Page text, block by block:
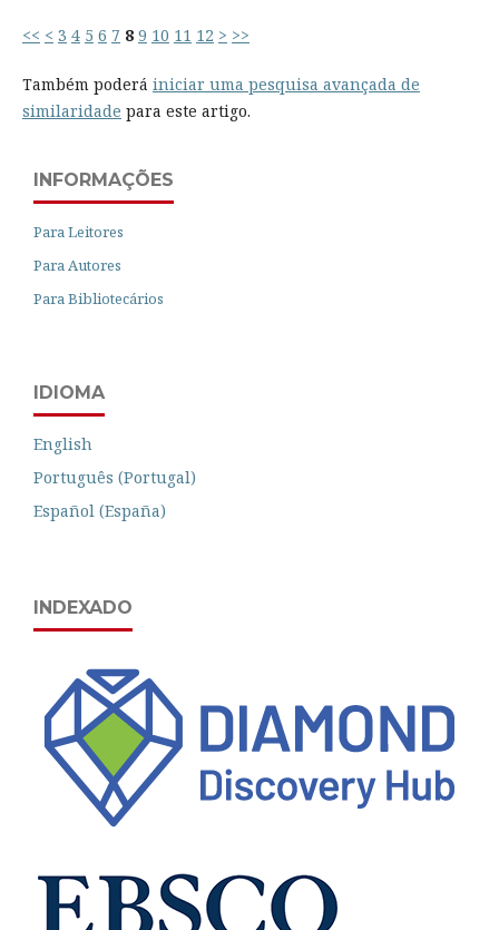
<< < 3 4 5 6 7 8 9 10 11 12 > >>
Também poderá iniciar uma pesquisa avançada de
similaridade para este artigo.
INFORMAÇÕES
Para Leitores
Para Autores
Para Bibliotecários
IDIOMA
English
Português (Portugal)
Español (España)
INDEXADO